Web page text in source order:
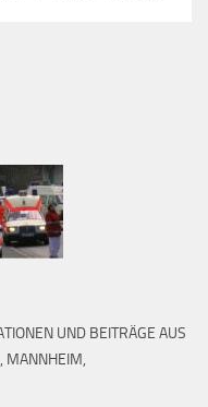
UND BEITRÄGE AUS
MANNHEIM,